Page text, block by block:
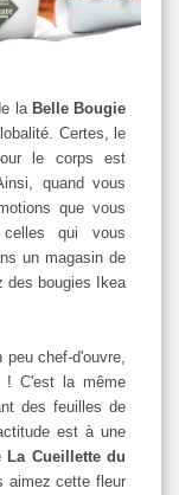
la Belle Bougie
Certes, le
le corps est
quand vous
que vous
qui vous
un magasin de
des bougies Ikea
peu chef-d'ouvre,
! C'est la même
des feuilles de
est à une
La Cueillette du
aimez cette fleur